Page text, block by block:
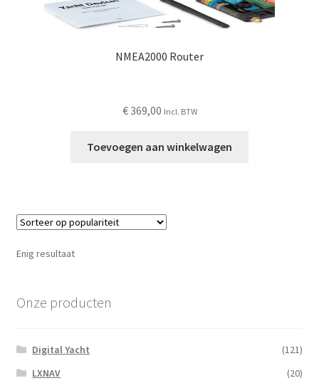
NMEA2000 Router
€369,00 Incl. BTW
Toevoegen aan winkelwagen
Enig resultaat
Onze producten
Digital Yacht
(121)
LXNAV
(20)